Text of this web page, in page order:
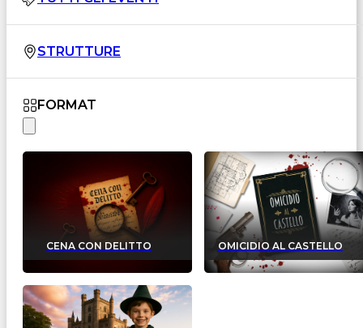
STRUTTURE
FORMAT
CENA CON DELITTO OMICIDIO AL CASTELLO